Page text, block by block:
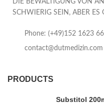
SCHWIERIG SEIN, ABER ES
Phone: (+49)152 1623
contact@dutmedizin.com
PRODUCTS
Substitol